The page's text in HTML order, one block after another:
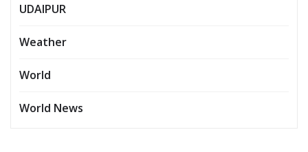
UDAIPUR
Weather
World
World News